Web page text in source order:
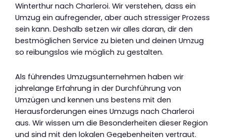
Winterthur nach Charleroi. Wir verstehen, dass ein
Umzug ein aufregender, aber auch stressiger Prozess
sein kann. Deshalb setzen wir alles daran, dir den
bestmöglichen Service zu bieten und deinen Umzug
so reibungslos wie möglich zu gestalten.
Als führendes Umzugsunternehmen haben wir
jahrelange Erfahrung in der Durchführung von
Umzügen und kennen uns bestens mit den
Herausforderungen eines Umzugs nach Charleroi
aus. Wir wissen um die Besonderheiten dieser Region
und sind mit den lokalen Gegebenheiten vertraut.